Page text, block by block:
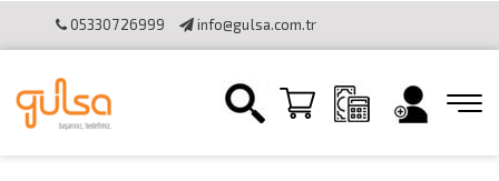
05330726999 info@gulsa.com.tr
Hizmetleri Online Tahsilat Kullanımı